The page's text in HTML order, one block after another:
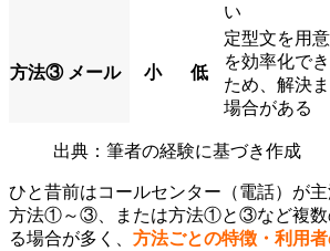
い
方法③ メール 小 低
定型文を用
を効率化で
ため、解決
場合がある
出典：筆者の経験に基づき作成
ひと昔前はコールセンター（電話）が
方法①～③、または方法①と③など複数
る場合が多く、 方法ごとの特徴・利用